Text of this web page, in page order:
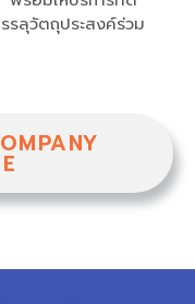
รลุวัตถุประสงค์ร่วม